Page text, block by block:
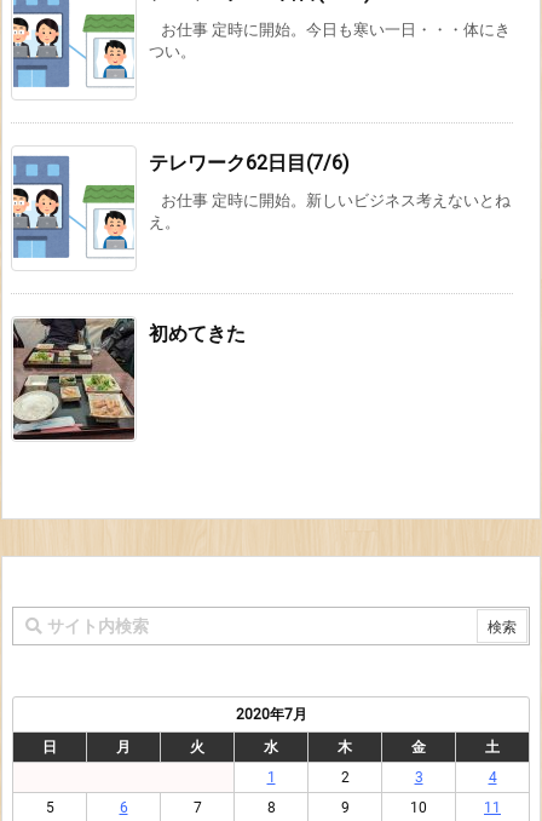
お仕事 定時に開始。今日も寒い一日・・・体にき
つい。
テレワーク62日目(7/6)
お仕事 定時に開始。新しいビジネス考えないとね
え。
初めてきた
2020年7月
日
月 火 水 木 金
土
1
2 3
4
5
6 7 8 9 10
11